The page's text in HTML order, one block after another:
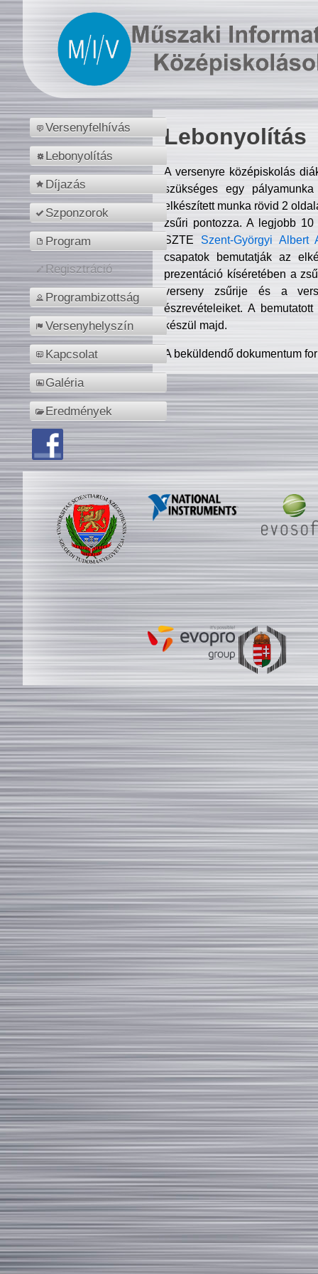
Versenyfelhívás
Lebonyolítás
Díjazás
Szponzorok
Program
Regisztráció
Programbizottság
Versenyhelyszín
Kapcsolat
Galéria
Eredmények
Lebonyolítás
A versenyre középiskolás
szükséges egy
elkészített munka rövid 2
zsűri pontozza. A legjobb
SZTE Szent-Györgyi Albert
csapatok bemutatják az
prezentáció kíséretében a
verseny zsűrije és a
észrevételeiket. A
készül majd.
A beküldendő dokumentum